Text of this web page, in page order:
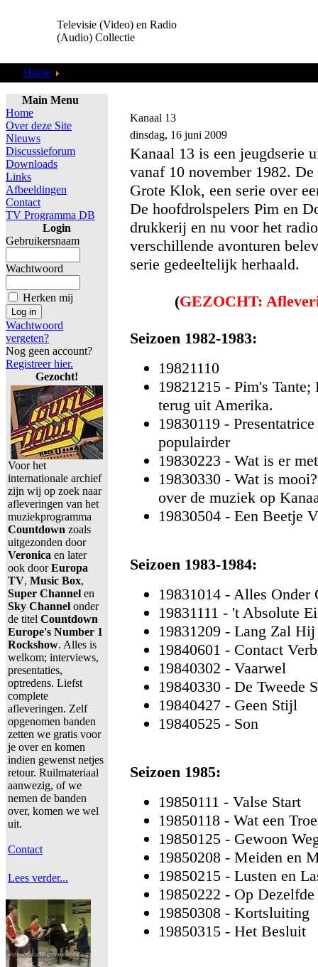
Televisie (Video) en Radio
(Audio) Collectie
Home
Main Menu
Home
Over deze Site
Nieuws
Discussieforum
Downloads
Links
Afbeeldingen
Contact
TV Programma DB
Login
Gebruikersnaam
Wachtwoord
Herken mij
Wachtwoord
vergeten?
Nog geen account?
Registreer hier.
Gezocht!
Voor het
internationale archief
zijn wij op zoek naar
afleveringen van het
muziekprogramma
Countdown zoals
uitgezonden door
Veronica en later
ook doorEuropa
TV, Music Box,
Super Channel en
Sky Channel onder
de titel Countdown
Europe's Number 1
Rockshow. Alles is
welkom; interviews,
presentaties,
optredens. Liefst
complete
afleveringen. Zelf
opgenomen banden
zetten we gratis voor
je over en komen
indien gewenst netjes
retour. Ruilmateriaal
aanwezig, of we
nemen de banden
over, komen we wel
uit.
Contact
Lees verder...
Kanaal 13
dinsdag, 16 juni 2009
Kanaal 13 is een jeugdserie
vanaf 10 november 1982.
Grote Klok, een serie over
De hoofdrolspelers Pim en
drukkerij en nu voor het
verschillende avonturen
serie gedeeltelijk herhaald.
(GEZOCHT:
Seizoen 1982-1983:
19821110
19821215 - Pim's
terug uit Amerika.
19830119 -
populairder
19830223 - Wat is er
19830330 - Wat is
over de muziek op
19830504 - Een Beetje
Seizoen 1983-1984:
19831014 - Alles Onder
19831111 - 't Absolute
19831209 - Lang Zal
19840601 - Contact
19840302 - Vaarwel
19840330 - De Tweede
19840427 - Geen Stijl
19840525 - Son
Seizoen 1985:
19850111 - Valse Start
19850118 - Wat een
19850125 - Gewoon
19850208 - Meiden en
19850215 - Lusten en
19850222 - Op
19850308 - Kortsluiting
19850315 - Het Besluit